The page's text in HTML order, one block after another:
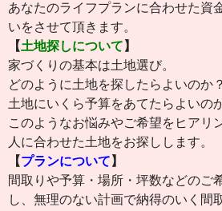
あなたのライフプランに合わせた資
いをさせて頂きます。
【土地探しについて 】
家づくりの基本は土地選び。
どのように土地を探したらよいのか？
土地にいくら予算をあてたらよいの
このようなお悩みやご希望をヒアリ
人に合わせた土地をお探しします。
【プランについて 】
間取りや予算・場所・坪数などのご
し、無理のない計画で納得のいく間